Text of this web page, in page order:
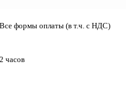
Все формы оплаты (в т.ч. с НДС)
часов